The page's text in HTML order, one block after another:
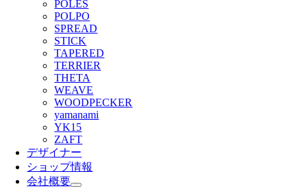
POLES
POLPO
SPREAD
STICK
TAPERED
TERRIER
THETA
WEAVE
WOODPECKER
yamanami
YK15
ZAFT
デザイナー
ショップ情報
会社概要